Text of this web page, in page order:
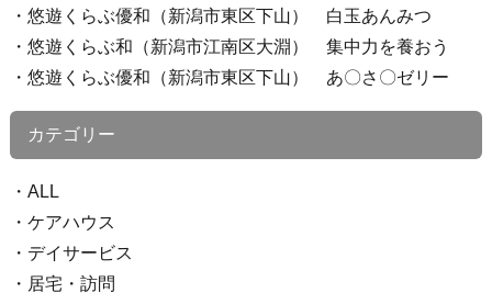
悠遊くらぶ優和（新潟市東区下山） 白玉あんみつ
悠遊くらぶ和（新潟市江南区大淵） 集中力を養おう
悠遊くらぶ優和（新潟市東区下山） あ〇さ〇ゼリー
カテゴリー
ALL
ケアハウス
デイサービス
居宅・訪問